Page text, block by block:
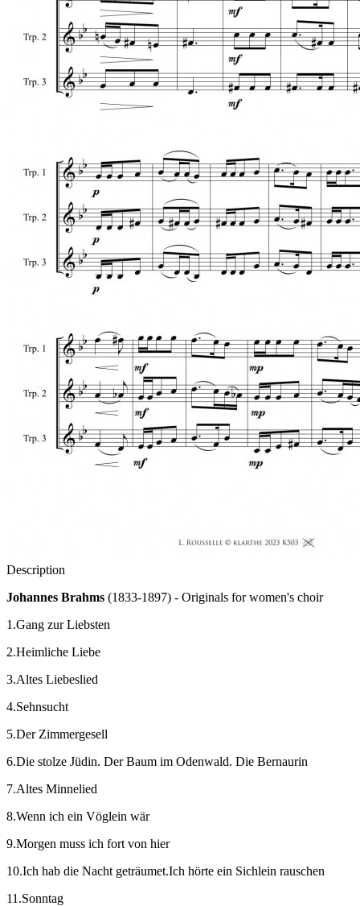
Description
Johannes Brahms (1833-1897) - Originals for women's choir
1.Gang zur Liebsten
2.Heimliche Liebe
3.Altes Liebeslied
4.Sehnsucht
5.Der Zimmergesell
6.Die stolze Jüdin. Der Baum im Odenwald. Die Bernaurin
7.Altes Minnelied
8.Wenn ich ein Vöglein wär
9.Morgen muss ich fort von hier
10.Ich hab die Nacht geträumet.Ich hörte ein Sichlein rauschen
11.Sonntag